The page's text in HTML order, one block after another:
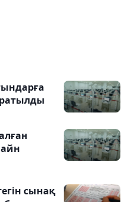
сынақ